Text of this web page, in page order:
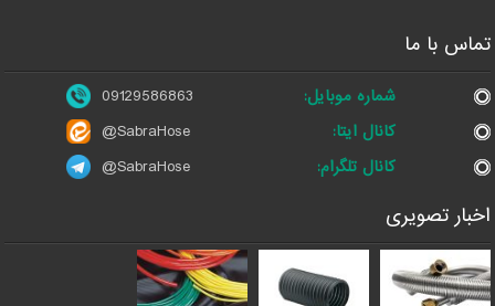
تماس با ما
شماره موبایل:
09129586863
کانال ایتا:
@SabraHose
کانال تلگرام:
@SabraHose
اخبار تصویری